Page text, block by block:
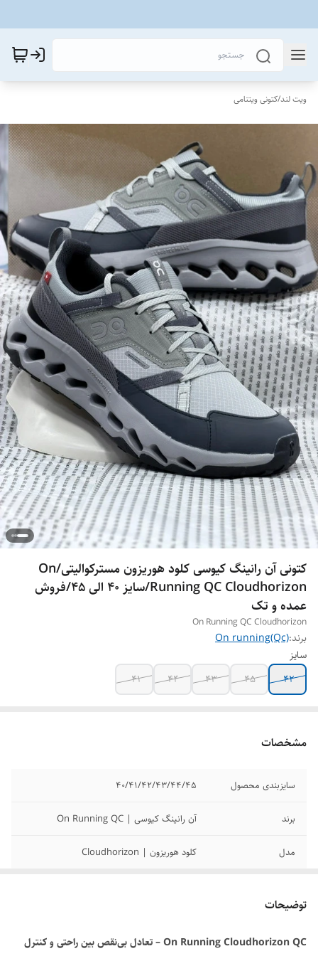
ویت لند/کتونی ویتنامی
کتونی آن رانینگ کیوسی کلود هوریزون مسترکوالیتی/On
Running QC Cloudhorizon/سایز 40 الی 45/فروش
عمده و تک
On Running QC Cloudhorizon
برند:On running(Qc)
سایز
42
45
43
44
41
مشخصات
سایزبندی محصول 40/41/42/43/44/45
برند آن رانینگ کیوسی | On Running QC
مدل کلود هوریزون | Cloudhorizon
کیفیت مسترکوالیتیA
توضیحات
On Running Cloudhorizon QC – تعادل بی‌نقص بین راحتی و کنترل